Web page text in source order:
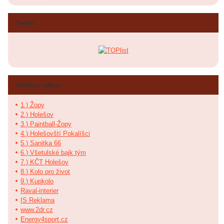
Toplist
Oblíbené odkazy
1.) Žopy
2.) Holešov
3.) Paintball-Žopy
4.) Holešovští Pokalíšci
5.) Sanitka 66
6.) Všetulské bajk tým
7.) KČT Holešov
8.) Kolo pro život
9.) Kupkolo
Raval-interier
IS Reklama
www.2dr.cz
Energy4sport.cz